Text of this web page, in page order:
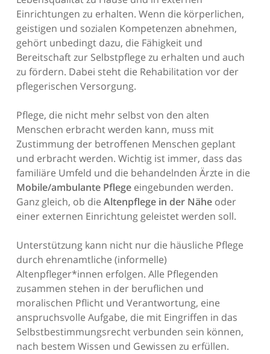
Einrichtungen zu erhalten. Wenn die körperlichen,
geistigen und sozialen Kompetenzen abnehmen,
gehört unbedingt dazu, die Fähigkeit und
Bereitschaft zur Selbstpflege zu erhalten und auch
zu fördern. Dabei steht die Rehabilitation vor der
pflegerischen Versorgung.
Pflege, die nicht mehr selbst von den alten
Menschen erbracht werden kann, muss mit
Zustimmung der betroffenen Menschen geplant
und erbracht werden. Wichtig ist immer, dass das
familiäre Umfeld und die behandelnden Ärzte in die
Mobile/ambulante Pflegeeingebunden werden.
Ganz gleich, ob die Altenpflege in der Näheoder
einer externen Einrichtung geleistet werden soll.
Unterstützung kann nicht nur die häusliche Pflege
durch ehrenamtliche (informelle)
Altenpfleger*innen erfolgen. Alle Pflegenden
zusammen stehen in der beruflichen und
moralischen Pflicht und Verantwortung, eine
anspruchsvolle Aufgabe, die mit Eingriffen in das
Selbstbestimmungsrecht verbunden sein können,
nach bestem Wissen und Gewissen zu erfüllen.